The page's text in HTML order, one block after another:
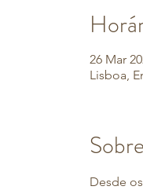
26 Mar
Lisboa,
Desde